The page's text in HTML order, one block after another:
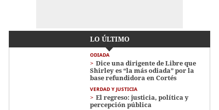
LO ÚLTIMO
ODIADA
Dice una dirigente de Libre que
Shirley es “la más odiada” por la
base refundidora en Cortés
VERDAD Y JUSTICIA
El regreso: justicia, política y
percepción pública